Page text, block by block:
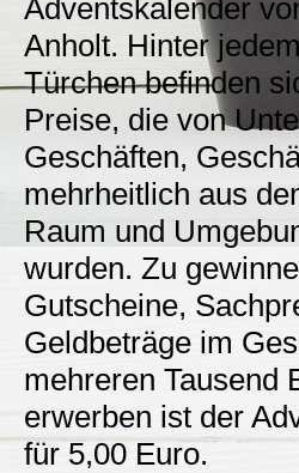
Adventskalender
Anholt. Hinter
Türchen befinden
Preise, die von
Geschäften,
mehrheitlich aus
Raum und
wurden. Zu
Gutscheine,
Geldbeträge im
mehreren Tausend
erwerben ist der
für 5,00 Euro.